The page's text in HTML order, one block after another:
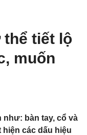
tiết lộ
muốn
như: bàn tay, cổ và
các dấu hiệu